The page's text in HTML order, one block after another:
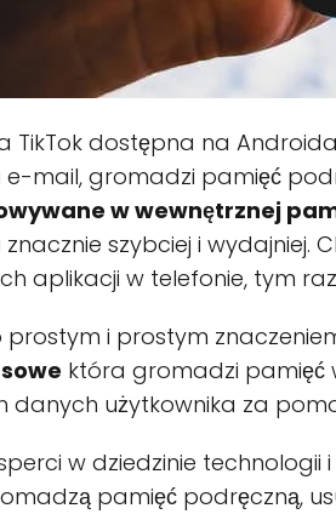
TikTok dostępna na
mail, gromadzi pamięć
w wewnętrznej
szybciej i wydajniej.
aplikacji w telefonie, tym
i prostym
która gromadzi pamięć
danych użytkownika za
w dziedzinie
pamięć podręczną,